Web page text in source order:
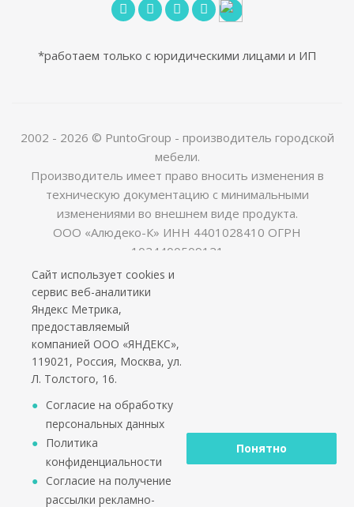
*работаем только с юридическими лицами и ИП
2002 - 2026 © PuntoGroup - производитель городской
мебели.
Производитель имеет право вносить изменения в
техническую документацию с минимальными
изменениями во внешнем виде продукта.
ООО «Алюдеко-К» ИНН 4401028410 ОГРН
1024400509121
Сайт использует cookies и
сервис веб-аналитики
Яндекс Метрика,
предоставляемый
компанией ООО «ЯНДЕКС»,
119021, Россия, Москва, ул.
Л. Толстого, 16.
Согласие на обработку
персональных данных
Политика
конфиденциальности
Согласие на получение
рассылки рекламно-
Понятно